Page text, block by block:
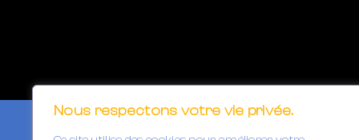
Nous respectons votre vie privée.